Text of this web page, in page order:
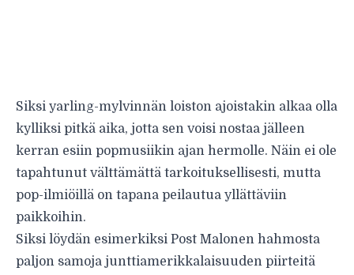
Siksi yarling-mylvinnän loiston ajoistakin alkaa olla
kylliksi pitkä aika, jotta sen voisi nostaa jälleen
kerran esiin popmusiikin ajan hermolle. Näin ei ole
tapahtunut välttämättä tarkoituksellisesti, mutta
pop-ilmiöillä on tapana peilautua yllättäviin
paikkoihin.
Siksi löydän esimerkiksi Post Malonen hahmosta
paljon samoja junttiamerikkalaisuuden piirteitä